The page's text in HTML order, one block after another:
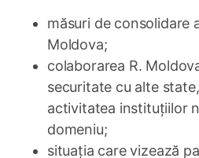
măsuri de consolidare
Moldova;
colaborarea R.
securitate cu alte
activitatea instituțiilor
domeniu;
situația care vizează